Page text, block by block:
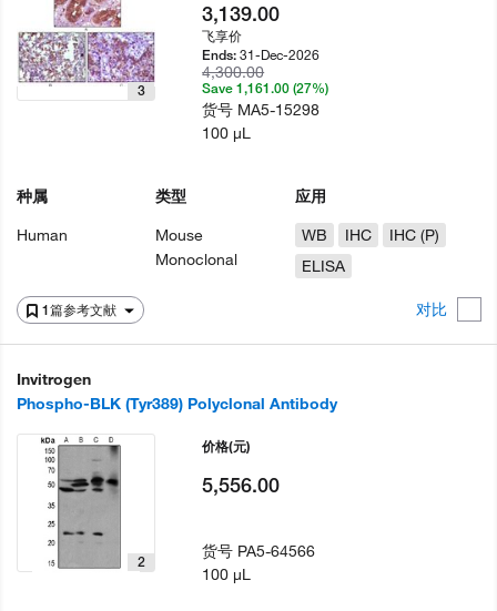
1篇参考文献 对比
3
种属
Human
类型
Mouse
Monoclonal
应用
WB
IHC
IHC (P)
ELISA
3,139.00
飞享价
Ends:31-Dec-2026
4,300.00
Save 1,161.00 (27%)
货号 MA5-15298
100 µL
Invitrogen
Phospho-BLK (Tyr389) Polyclonal Antibody
2
价格(元)
5,556.00
货号 PA5-64566
100 µL